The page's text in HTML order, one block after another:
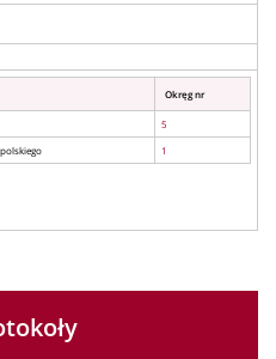
Okręg nr
5
1